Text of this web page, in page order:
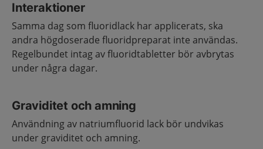
Interaktioner
Samma dag som fluoridlack har applicerats, ska
andra högdoserade fluoridpreparat inte användas.
Regelbundet intag av fluoridtabletter bör avbrytas
under några dagar.
Graviditet och amning
Användning av natriumfluorid lack bör undvikas
under graviditet och amning.